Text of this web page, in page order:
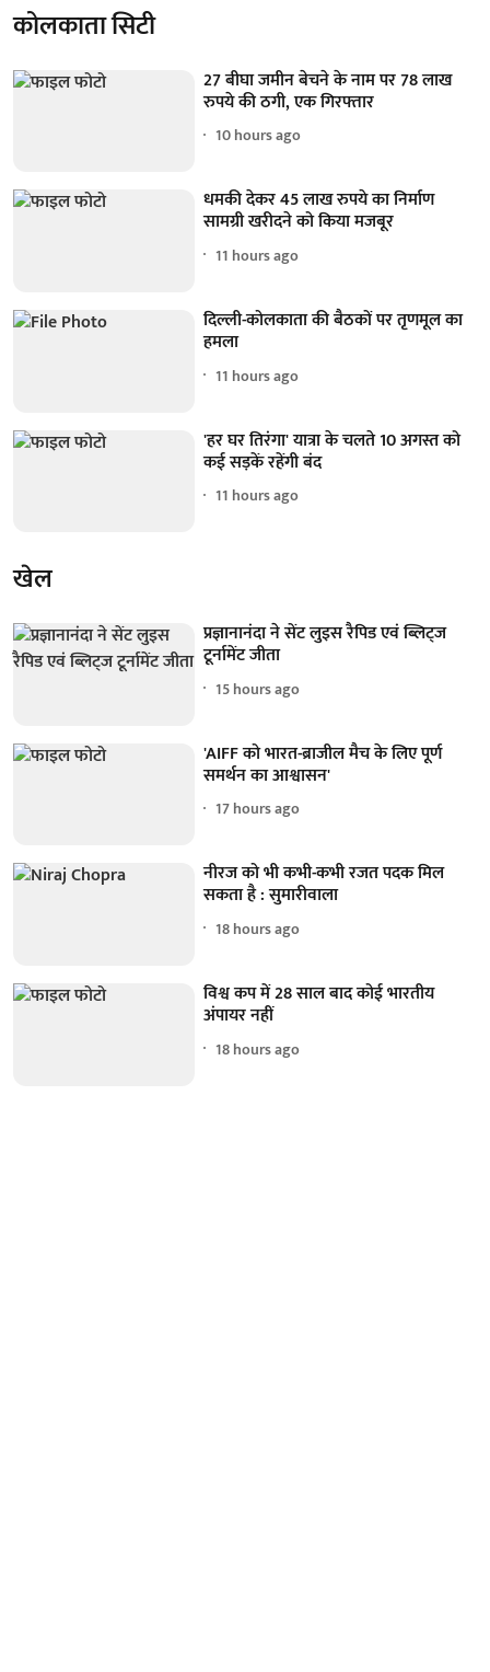
कोलकाता सिटी
27 बीघा जमीन बेचने के नाम पर 78 लाख
रुपये की ठगी, एक गिरफ्तार
10 hours ago
धमकी देकर 45 लाख रुपये का निर्माण
सामग्री खरीदने को किया मजबूर
11 hours ago
दिल्ली-कोलकाता की बैठकों पर तृणमूल का
हमला
11 hours ago
'हर घर तिरंगा' यात्रा के चलते 10 अगस्त को
कई सड़कें रहेंगी बंद
11 hours ago
खेल
प्रज्ञानानंदा ने सेंट लुइस रैपिड एवं ब्लिट्ज
टूर्नामेंट जीता
15 hours ago
'AIFF को भारत-ब्राजील मैच के लिए पूर्ण
समर्थन का आश्वासन'
17 hours ago
नीरज को भी कभी-कभी रजत पदक मिल
सकता है : सुमारीवाला
18 hours ago
विश्व कप में 28 साल बाद कोई भारतीय
अंपायर नहीं
18 hours ago